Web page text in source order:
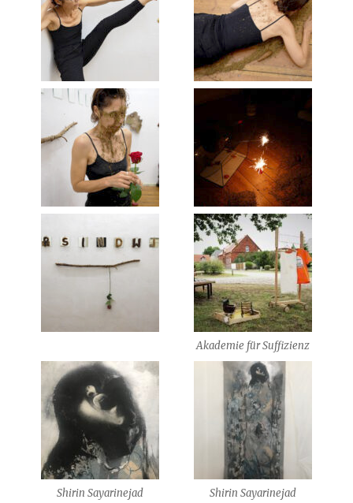
Akademie für Suffizienz
Shirin Sayarinejad Shirin Sayarinejad